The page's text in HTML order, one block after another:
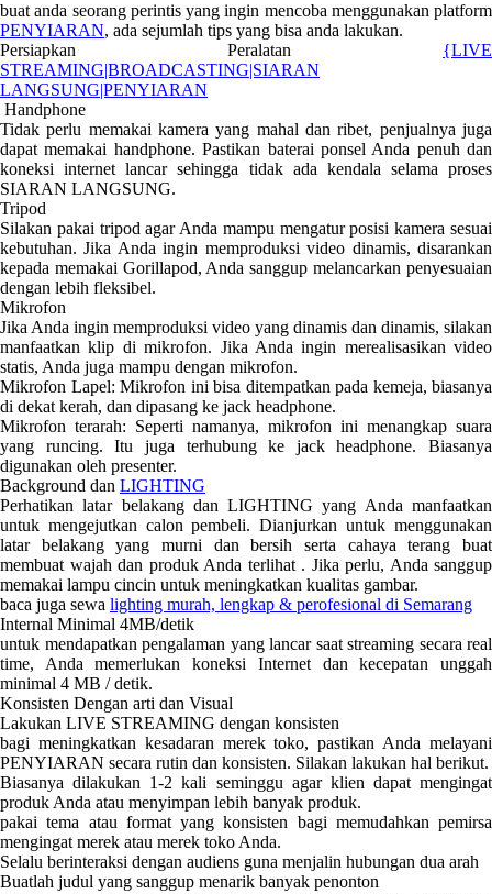
buat anda seorang perintis yang ingin mencoba menggunakan platform
PENYIARAN, ada sejumlah tips yang bisa anda lakukan.
Persiapkan Peralatan {LIVE
STREAMING|BROADCASTING|SIARAN
LANGSUNG|PENYIARAN
Handphone
Tidak perlu memakai kamera yang mahal dan ribet, penjualnya juga
dapat memakai handphone. Pastikan baterai ponsel Anda penuh dan
koneksi internet lancar sehingga tidak ada kendala selama proses
SIARAN LANGSUNG.
Tripod
Silakan pakai tripod agar Anda mampu mengatur posisi kamera sesuai
kebutuhan. Jika Anda ingin memproduksi video dinamis, disarankan
kepada memakai Gorillapod, Anda sanggup melancarkan penyesuaian
dengan lebih fleksibel.
Mikrofon
Jika Anda ingin memproduksi video yang dinamis dan dinamis, silakan
manfaatkan klip di mikrofon. Jika Anda ingin merealisasikan video
statis, Anda juga mampu dengan mikrofon.
Mikrofon Lapel: Mikrofon ini bisa ditempatkan pada kemeja, biasanya
di dekat kerah, dan dipasang ke jack headphone.
Mikrofon terarah: Seperti namanya, mikrofon ini menangkap suara
yang runcing. Itu juga terhubung ke jack headphone. Biasanya
digunakan oleh presenter.
Background dan LIGHTING
Perhatikan latar belakang dan LIGHTING yang Anda manfaatkan
untuk mengejutkan calon pembeli. Dianjurkan untuk menggunakan
latar belakang yang murni dan bersih serta cahaya terang buat
membuat wajah dan produk Anda terlihat . Jika perlu, Anda sanggup
memakai lampu cincin untuk meningkatkan kualitas gambar.
baca juga sewa lighting murah, lengkap & perofesional di Semarang
Internal Minimal 4MB/detik
untuk mendapatkan pengalaman yang lancar saat streaming secara real
time, Anda memerlukan koneksi Internet dan kecepatan unggah
minimal 4 MB / detik.
Konsisten Dengan arti dan Visual
Lakukan LIVE STREAMING dengan konsisten
bagi meningkatkan kesadaran merek toko, pastikan Anda melayani
PENYIARAN secara rutin dan konsisten. Silakan lakukan hal berikut.
Biasanya dilakukan 1-2 kali seminggu agar klien dapat mengingat
produk Anda atau menyimpan lebih banyak produk.
pakai tema atau format yang konsisten bagi memudahkan pemirsa
mengingat merek atau merek toko Anda.
Selalu berinteraksi dengan audiens guna menjalin hubungan dua arah
Buatlah judul yang sanggup menarik banyak penonton